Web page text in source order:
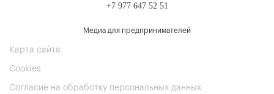
+7 977 647 52 51
Медиа для предпринимателей
Карта сайта
Cookies
Согласие на обработку персональных данных